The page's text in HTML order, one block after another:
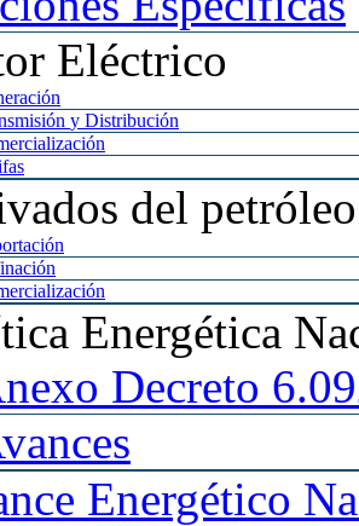
Eléctrico
y Distribución
del petróleo
Energética
Decreto
Energético